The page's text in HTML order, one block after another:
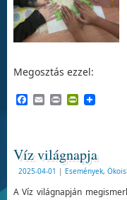
Megosztás ezzel:
Facebook
EmailPrint
Víz világnapja
2025-04-01 | Események,
A Víz világnapján